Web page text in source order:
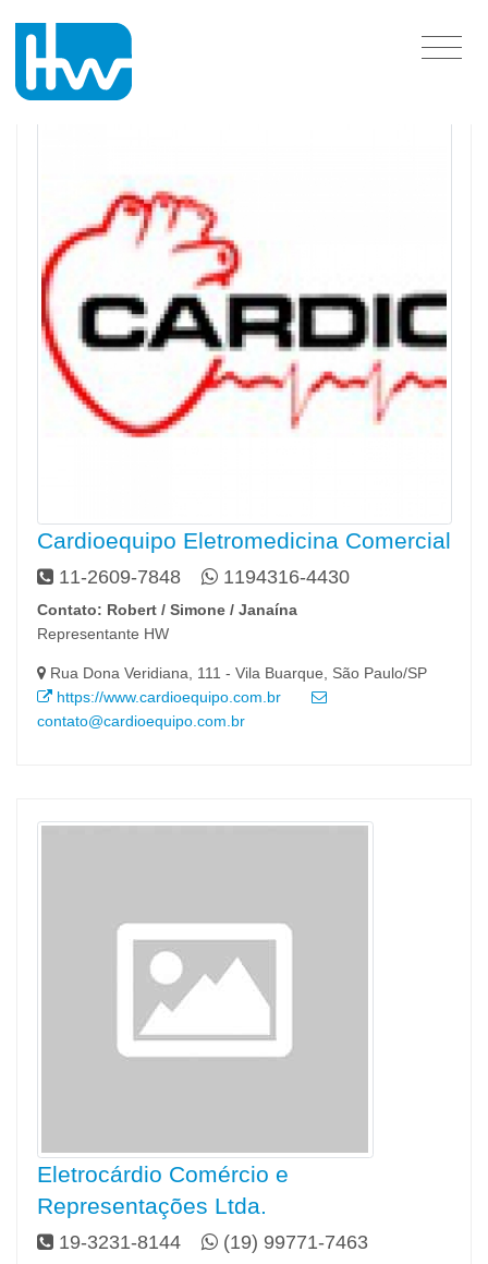
São Paulo
Cardioequipo Eletromedicina Comercial
11-2609-7848 1194316-4430
Contato: Robert / Simone / Janaína
Representante HW
Rua Dona Veridiana, 111 - Vila Buarque, São Paulo/SP
https://www.cardioequipo.com.br
contato@cardioequipo.com.br
Eletrocárdio Comércio e
Representações Ltda.
19-3231-8144 (19) 99771-7463